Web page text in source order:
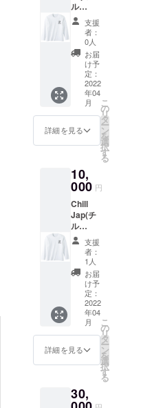
けませ
ん。 ※
クーポ
ンは
『2022
年4月
中』に
支援者
様へ一
斉配布
ます。
ご利用
年4月末
日』の1
年間と
なりま
す。利
用回数1
枚につ
き1度の
みとな
りま
す。 ※
ご支援
者一人
一人に
個別で
ンコー
ドを郵
いたし
可。
M~2XL
の中か
ら選択
下さ
い。 ※
その他
サイズ
をご希
望の方
は、サ
イズ選
他」を
選択し
さい。
後日
メール
にてご
希望サ
イズの
確認を
致しま
す。 ※
商品
(色・デ
ザイン
の指定
不可。
カーを1
枚、
Chill
Japでご
利用頂
ける
『¥200
0分の
クーポ
ン』を
ご提供
させて
のデザ
インは
「届い
てから
のお楽
し
み！」
福袋感
覚でお
楽しみ
頂けた
らと思
いま
す。 衣
服に限
らず、
オリジ
リー・
バッ
ル
ジャッ
プ)オリ
ジナルT
シャ
ツ・ロ
ングT
シャツ&
オリジ
ナルス
テッ
カー 定
価6000
円で販
のロン
グTシャ
ツ1枚、
定価
4000円
で販売
予定のT
シャツ1
枚、オ
リジナ
ルス
テッ
カー1枚
をご提
供させ
て頂き
ます。
は「届
いてか
支援
者：
0人
お届
け予
定：
2022
年04
月
詳細を見る
こ
の
リ
タ
ー
ン
を
選
択
す
る
10,
000 円
Chill
Jap(チ
ル
ジャッ
プ)オリ
ジナルT
シャ
ツ・ロ
ングT
シャツ&
オリジ
ナルス
テッ
カー&
クーポ
ン 定価
で販売
予定の
支援
者：
1人
お届
け予
定：
2022
年04
月
詳細を見る
こ
の
リ
タ
ー
ン
を
選
択
す
る
30,